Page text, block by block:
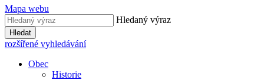
Mapa webu
Hledaný výraz
Hledat
rozšířené vyhledávání
Obec
Historie